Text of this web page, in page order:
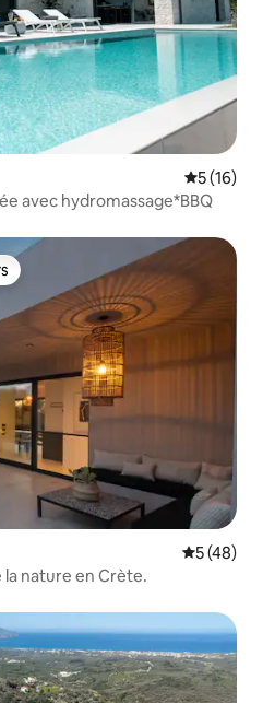
Note
5 (16)
avec hydromassage*BBQ
les plus aimés
Note
5 (48)
nature en Crète.